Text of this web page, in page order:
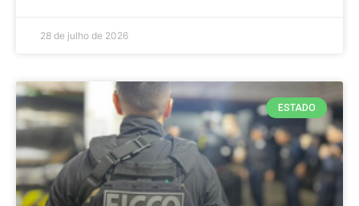
28 de julho de 2026
ESTADO